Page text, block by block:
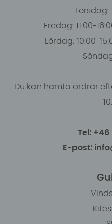
Torsdag:
Fredag: 11.00-
Lördag: 10.00-
Du kan hämta ordrar
Tel: +46
E-post: